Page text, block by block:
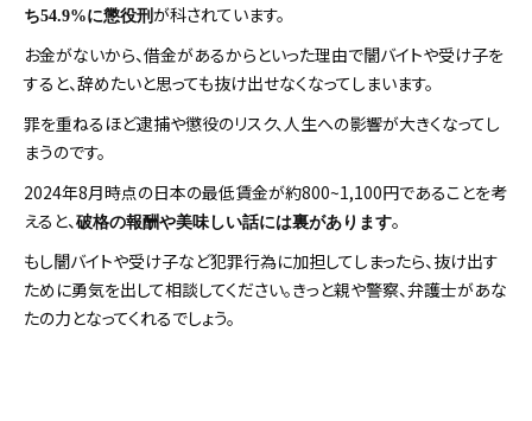
ち54.9%に懲役刑 が科されています。
お金がないから、借金があるからといった理由で闇バイトや受け子を
すると、辞めたいと思っても抜け出せなくなってしまいます。
罪を重ねるほど逮捕や懲役のリスク、人生への影響が大きくなってし
まうのです。
2024年8月時点の日本の最低賃金が約800~1,100円であることを考
えると、 破格の報酬や美味しい話には裏があります。
もし闇バイトや受け子など犯罪行為に加担してしまったら、抜け出す
ために勇気を出して相談してください。きっと親や警察、弁護士があな
たの力となってくれるでしょう。